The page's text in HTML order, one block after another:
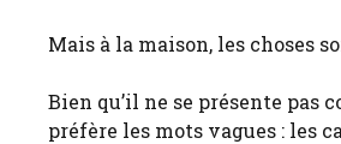
Mais à la maison, les choses
Bien qu’il ne se présente pas
préfère les mots vagues : les